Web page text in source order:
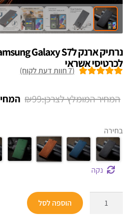
לכרטיסי אשראי
(
7חוות דעת לקוח)
₪99
המחיר
₪99.
בחירה
נקה
הוספה לסל